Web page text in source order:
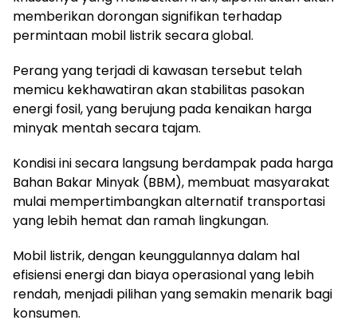
memberikan dorongan signifikan terhadap
permintaan mobil listrik secara global.
Perang yang terjadi di kawasan tersebut telah
memicu kekhawatiran akan stabilitas pasokan
energi fosil, yang berujung pada kenaikan harga
minyak mentah secara tajam.
Kondisi ini secara langsung berdampak pada harga
Bahan Bakar Minyak (BBM), membuat masyarakat
mulai mempertimbangkan alternatif transportasi
yang lebih hemat dan ramah lingkungan.
Mobil listrik, dengan keunggulannya dalam hal
efisiensi energi dan biaya operasional yang lebih
rendah, menjadi pilihan yang semakin menarik bagi
konsumen.